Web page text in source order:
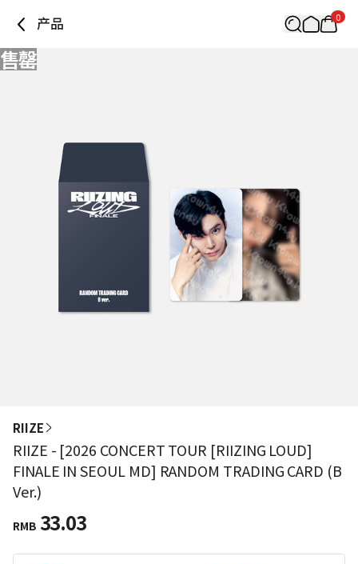
产品 0
售罄
RIIZE
RIIZE - [2026 CONCERT TOUR [RIIZING LOUD]
FINALE IN SEOUL MD] RANDOM TRADING CARD (B
Ver.)
RMB 33.03